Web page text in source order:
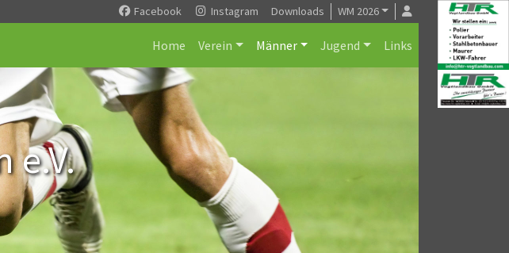
Facebook Instagram Downloads WM 2026
Home Verein Männer Jugend Links
e.V.